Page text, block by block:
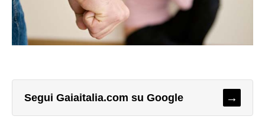
Segui Gaiaitalia.com su Google →